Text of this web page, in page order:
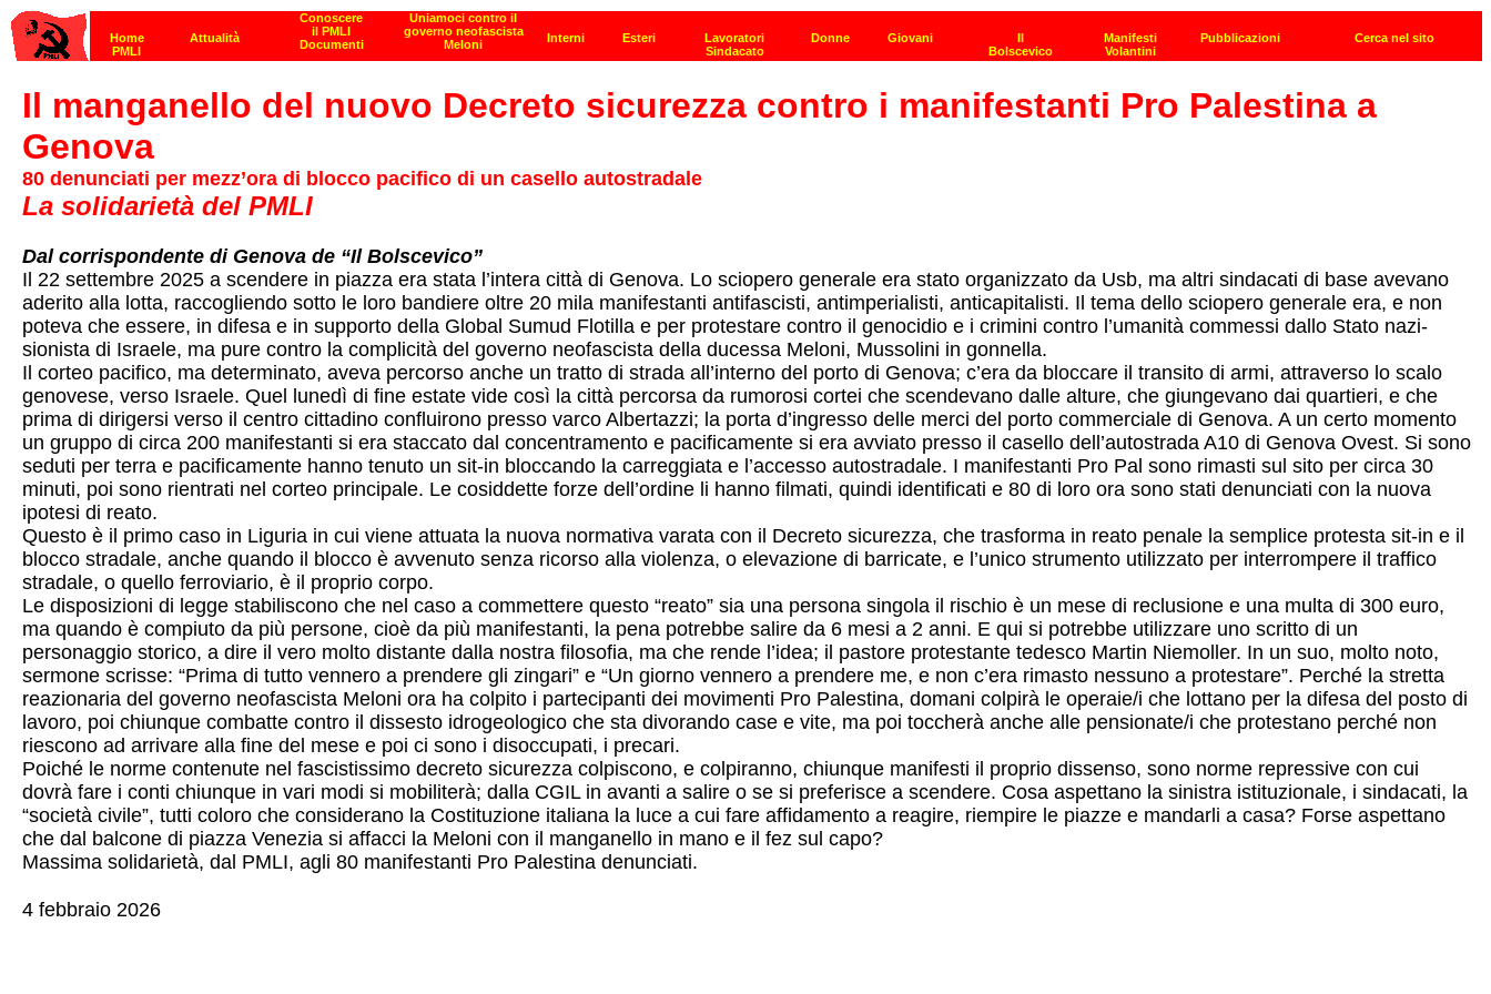
Il manganello del nuovo Decreto sicurezza contro i manifestanti Pro Palestina a
Genova
80 denunciati per mezz’ora di blocco pacifico di un casello autostradale
La solidarietà del PMLI
Dal corrispondente di Genova de “Il Bolscevico”
Il 22 settembre 2025 a scendere in piazza era stata l’intera città di Genova. Lo sciopero generale era stato organizzato da Usb, ma altri sindacati di base avevano
aderito alla lotta, raccogliendo sotto le loro bandiere oltre 20 mila manifestanti antifascisti, antimperialisti, anticapitalisti. Il tema dello sciopero generale era, e non
poteva che essere, in difesa e in supporto della Global Sumud Flotilla e per protestare contro il genocidio e i crimini contro l’umanità commessi dallo Stato nazi-
sionista di Israele, ma pure contro la complicità del governo neofascista della ducessa Meloni, Mussolini in gonnella.
Il corteo pacifico, ma determinato, aveva percorso anche un tratto di strada all’interno del porto di Genova; c’era da bloccare il transito di armi, attraverso lo scalo
genovese, verso Israele. Quel lunedì di fine estate vide così la città percorsa da rumorosi cortei che scendevano dalle alture, che giungevano dai quartieri, e che
prima di dirigersi verso il centro cittadino confluirono presso varco Albertazzi; la porta d’ingresso delle merci del porto commerciale di Genova. A un certo momento
un gruppo di circa 200 manifestanti si era staccato dal concentramento e pacificamente si era avviato presso il casello dell’autostrada A10 di Genova Ovest. Si sono
seduti per terra e pacificamente hanno tenuto un sit-in bloccando la carreggiata e l’accesso autostradale. I manifestanti Pro Pal sono rimasti sul sito per circa 30
minuti, poi sono rientrati nel corteo principale. Le cosiddette forze dell’ordine li hanno filmati, quindi identificati e 80 di loro ora sono stati denunciati con la nuova
ipotesi di reato.
Questo è il primo caso in Liguria in cui viene attuata la nuova normativa varata con il Decreto sicurezza, che trasforma in reato penale la semplice protesta sit-in e il
blocco stradale, anche quando il blocco è avvenuto senza ricorso alla violenza, o elevazione di barricate, e l’unico strumento utilizzato per interrompere il traffico
stradale, o quello ferroviario, è il proprio corpo.
Le disposizioni di legge stabiliscono che nel caso a commettere questo “reato” sia una persona singola il rischio è un mese di reclusione e una multa di 300 euro,
ma quando è compiuto da più persone, cioè da più manifestanti, la pena potrebbe salire da 6 mesi a 2 anni. E qui si potrebbe utilizzare uno scritto di un
personaggio storico, a dire il vero molto distante dalla nostra filosofia, ma che rende l’idea; il pastore protestante tedesco Martin Niemoller. In un suo, molto noto,
sermone scrisse: “Prima di tutto vennero a prendere gli zingari” e “Un giorno vennero a prendere me, e non c’era rimasto nessuno a protestare”. Perché la stretta
reazionaria del governo neofascista Meloni ora ha colpito i partecipanti dei movimenti Pro Palestina, domani colpirà le operaie/i che lottano per la difesa del posto di
lavoro, poi chiunque combatte contro il dissesto idrogeologico che sta divorando case e vite, ma poi toccherà anche alle pensionate/i che protestano perché non
riescono ad arrivare alla fine del mese e poi ci sono i disoccupati, i precari.
Poiché le norme contenute nel fascistissimo decreto sicurezza colpiscono, e colpiranno, chiunque manifesti il proprio dissenso, sono norme repressive con cui
dovrà fare i conti chiunque in vari modi si mobiliterà; dalla CGIL in avanti a salire o se si preferisce a scendere. Cosa aspettano la sinistra istituzionale, i sindacati, la
“società civile”, tutti coloro che considerano la Costituzione italiana la luce a cui fare affidamento a reagire, riempire le piazze e mandarli a casa? Forse aspettano
che dal balcone di piazza Venezia si affacci la Meloni con il manganello in mano e il fez sul capo?
Massima solidarietà, dal PMLI, agli 80 manifestanti Pro Palestina denunciati.
4 febbraio 2026